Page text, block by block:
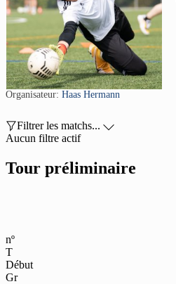
Organisateur: Haas Hermann
Filtrer les matchs... 
Aucun filtre actif
Tour préliminaire
nº
T
Début
Gr